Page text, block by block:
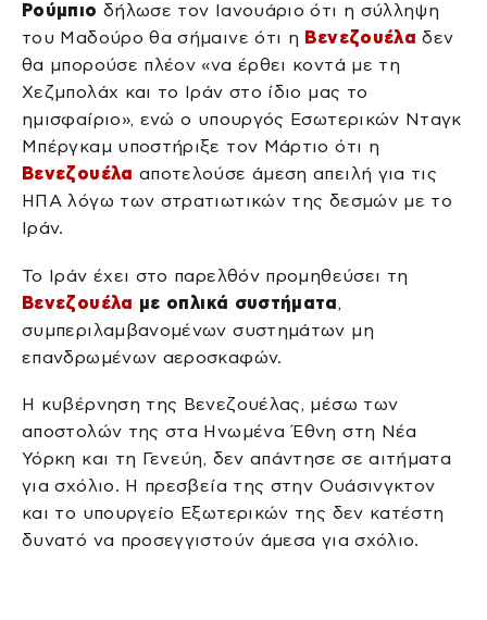
Ρούμπιο δήλωσε τον Ιανουάριο ότι η σύλληψη
του Μαδούρο θα σήμαινε ότι η Βενεζουέλα δεν
θα μπορούσε πλέον «να έρθει κοντά με τη
Χεζμπολάχ και το Ιράν στο ίδιο μας το
ημισφαίριο», ενώ ο υπουργός Εσωτερικών Νταγκ
Μπέργκαμ υποστήριξε τον Μάρτιο ότι η
Βενεζουέλα αποτελούσε άμεση απειλή για τις
ΗΠΑ λόγω των στρατιωτικών της δεσμών με το
Ιράν.
Το Ιράν έχει στο παρελθόν προμηθεύσει τη
Βενεζουέλα με οπλικά συστήματα,
συμπεριλαμβανομένων συστημάτων μη
επανδρωμένων αεροσκαφών.
Η κυβέρνηση της Βενεζουέλας, μέσω των
αποστολών της στα Ηνωμένα Έθνη στη Νέα
Υόρκη και τη Γενεύη, δεν απάντησε σε αιτήματα
για σχόλιο. Η πρεσβεία της στην Ουάσινγκτον
και το υπουργείο Εξωτερικών της δεν κατέστη
δυνατό να προσεγγιστούν άμεσα για σχόλιο.